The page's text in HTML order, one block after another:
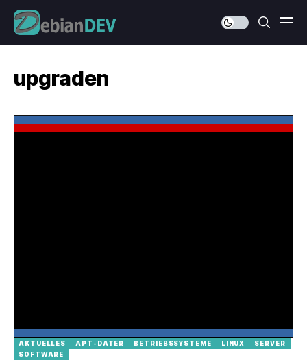
upgraden
AKTUELLES APT-DATER BETRIEBSSYSTEME LINUX
SERVER
SOFTWARE